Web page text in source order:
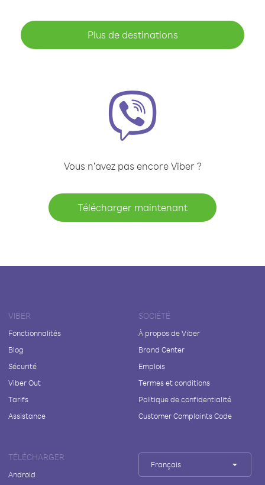
Plus de destinations
Vous n’avez pas encore Viber ?
Télécharger maintenant
VIBER
Fonctionnalités
Blog
Sécurité
Viber Out
Tarifs
Assistance
SOCIÉTÉ
À propos de Viber
Brand Center
Emplois
Termes et conditions
Politique de confidentialité
Customer Complaints Code
TÉLÉCHARGER
Android
Français